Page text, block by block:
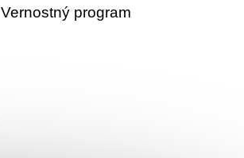
Vernostný program